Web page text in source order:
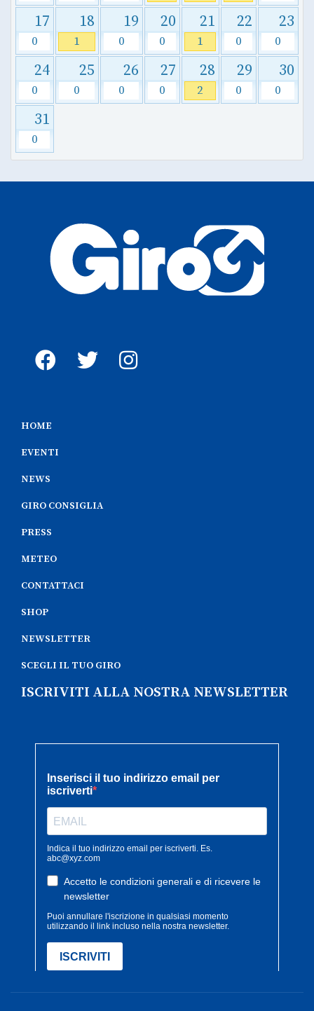
17
0
18
1
19
0
20
0
21
1
22
0
23
0
24
0
25
0
26
0
27
0
28
2
29
0
30
0
31
0
HOME
EVENTI
NEWS
GIRO CONSIGLIA
PRESS
METEO
CONTATTACI
SHOP
NEWSLETTER
SCEGLI IL TUO GIRO
ISCRIVITI ALLA NOSTRA NEWSLETTER